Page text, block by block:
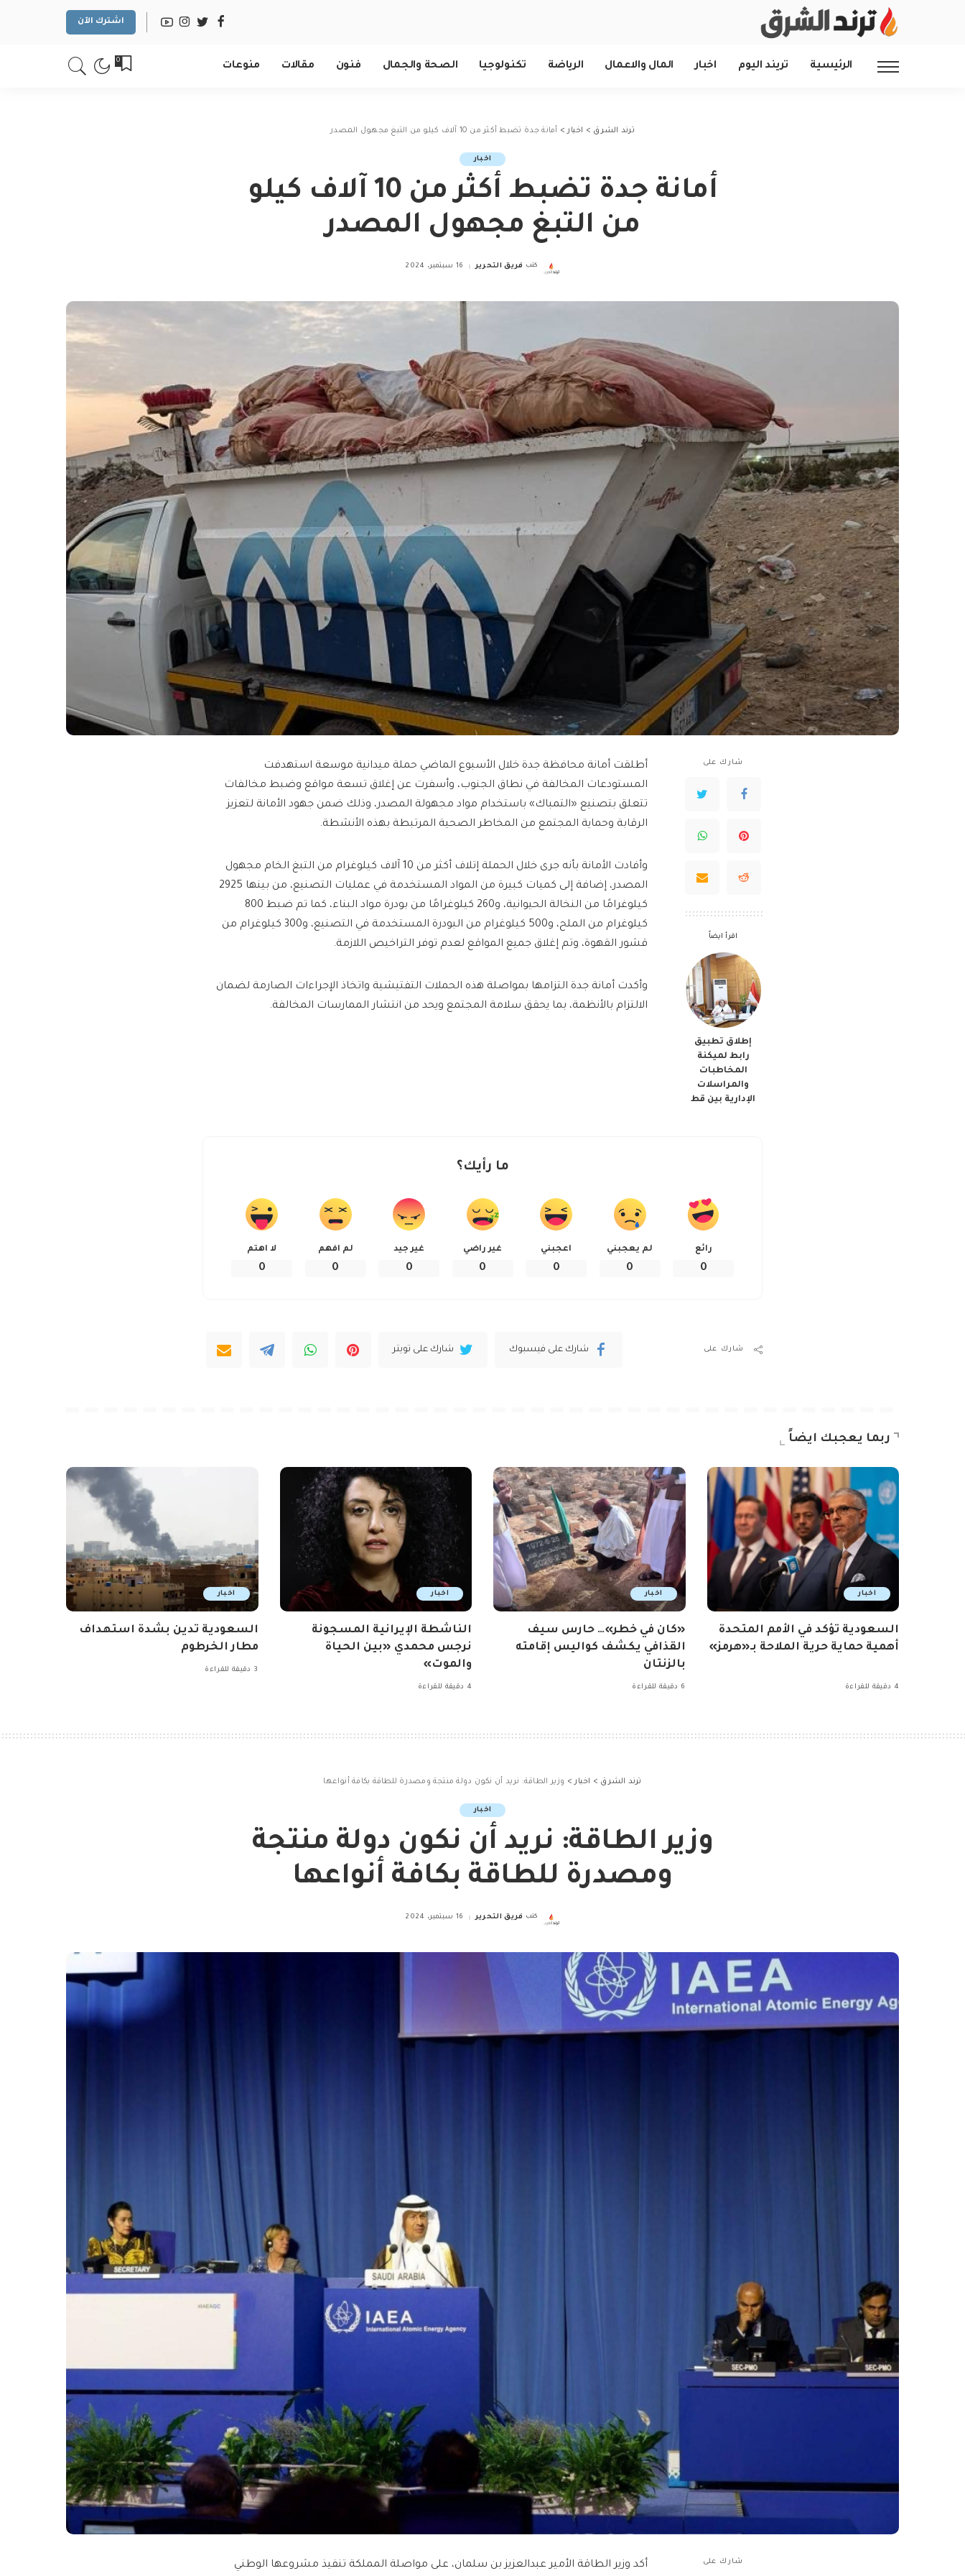
اشترك الآن
الرئيسية تريند اليوم اخبار المال والاعمال الرياضة تكنولوجيا الصحة والجمال فنون مقالات منوعات 0
ترند الشرق > اخبار > أمانة جدة تضبط أكثر من 10 آلاف كيلو من التبغ مجهول المصدر
اخبار
أمانة جدة تضبط أكثر من 10 آلاف كيلو
من التبغ مجهول المصدر
Posted
كتب فريق التحرير 16 سبتمبر، 2024
شارك على
اقرأ ايضاً
إطلاق تطبيق
رابط لميكنة
المخاطبات
والمراسلات
الإدارية بين قط
أطلقت أمانة محافظة جدة خلال الأسبوع الماضي حملة ميدانية موسعة استهدفت
المستودعات المخالفة في نطاق الجنوب، وأسفرت عن إغلاق تسعة مواقع وضبط مخالفات
تتعلق بتصنيع «التمباك» باستخدام مواد مجهولة المصدر، وذلك ضمن جهود الأمانة لتعزيز
الرقابة وحماية المجتمع من المخاطر الصحية المرتبطة بهذه الأنشطة.
وأفادت الأمانة بأنه جرى خلال الحملة إتلاف أكثر من 10 آلاف كيلوغرام من التبغ الخام مجهول
المصدر، إضافة إلى كميات كبيرة من المواد المستخدمة في عمليات التصنيع، من بينها 2925
كيلوغرامًا من النخالة الحيوانية، و260 كيلوغرامًا من بودرة مواد البناء، كما تم ضبط 800
كيلوغرام من الملح، و500 كيلوغرام من البودرة المستخدمة في التصنيع، و300 كيلوغرام من
قشور القهوة، وتم إغلاق جميع المواقع لعدم توفر التراخيص اللازمة.
وأكدت أمانة جدة التزامها بمواصلة هذه الحملات التفتيشية واتخاذ الإجراءات الصارمة لضمان
الالتزام بالأنظمة، بما يحقق سلامة المجتمع ويحد من انتشار الممارسات المخالفة.
ما رأيك؟
رائع
0
لم يعجبني
0
اعجبني
0
غير راضي
0
غير جيد
0
لم افهم
0
لا اهتم
0
شارك على شارك على فيسبوك شارك على تويتر
ربما يعجبك ايضاً
اخبار
السعودية تؤكد في الأمم المتحدة
أهمية حماية حرية الملاحة بـ«هرمز»
4 دقيقة للقراءة
اخبار
«كان في خطر»… حارس سيف
القذافي يكشف كواليس إقامته
بالزنتان
6 دقيقة للقراءة
اخبار
الناشطة الإيرانية المسجونة
نرجس محمدي «بين الحياة
والموت»
4 دقيقة للقراءة
اخبار
السعودية تدين بشدة استهداف
مطار الخرطوم
3 دقيقة للقراءة
ترند الشرق > اخبار > وزير الطاقة: نريد أن نكون دولة منتجة ومصدرة للطاقة بكافة أنواعها
اخبار
وزير الطاقة: نريد أن نكون دولة منتجة
ومصدرة للطاقة بكافة أنواعها
Posted
كتب فريق التحرير 16 سبتمبر، 2024
شارك على أكد وزير الطاقة الأمير عبدالعزيز بن سلمان، على مواصلة المملكة تنفيذ مشروعها الوطني